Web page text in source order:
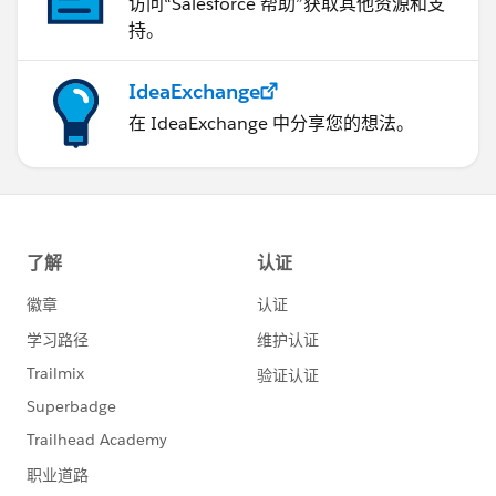
持。
IdeaExchange
在 IdeaExchange 中分享您的想法。